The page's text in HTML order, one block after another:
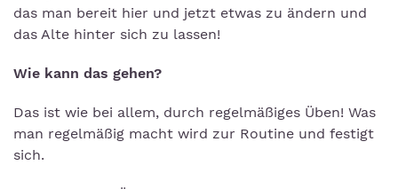
das man bereit hier und jetzt etwas zu ändern und
das Alte hinter sich zu lassen!
Wie kann das gehen?
Das ist wie bei allem, durch regelmäßiges Üben! Was
man regelmäßig macht wird zur Routine und festigt
sich.